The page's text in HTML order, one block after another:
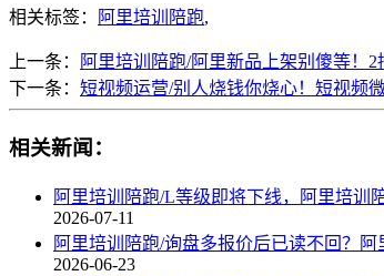
相关标签： 阿里培训陪跑,
上一条：
阿里培训陪跑/阿里新品上架别傻等！
下一条： 短视频运营/别人烧钱你烧心！短视频
相关新闻：
阿里培训陪跑/L等级即将下线，阿里培训
2026-07-11
阿里培训陪跑/询盘多报价后已读不回？
2026-06-23